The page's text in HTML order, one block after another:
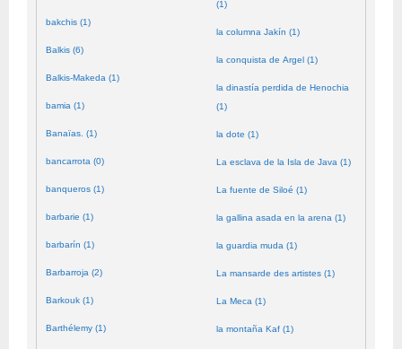
bakchis (1)
Balkis (6)
Balkis-Makeda (1)
bamia (1)
Banaïas. (1)
bancarrota (0)
banqueros (1)
barbarie (1)
barbarín (1)
Barbarroja (2)
Barkouk (1)
Barthélemy (1)
(1)
la columna Jakín (1)
la conquista de Argel (1)
la dinastía perdida de Henochia
(1)
la dote (1)
La esclava de la Isla de Java (1)
La fuente de Siloé (1)
la gallina asada en la arena (1)
la guardia muda (1)
La mansarde des artistes (1)
La Meca (1)
la montaña Kaf (1)